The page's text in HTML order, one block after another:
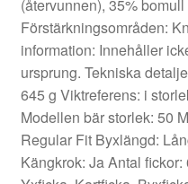
(återvunnen), 35%
Förstärkningsområden:
information: Innehåller
ursprung. Tekniska
645 g Viktreferens: i
Modellen bär storlek: 50
Regular Fit Byxlängd:
Kängkrok: Ja Antal